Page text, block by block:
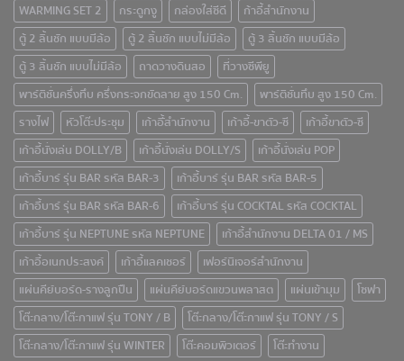
WARMING SET 2 กระดูกงู กล่องใส่ซีดี
ก้าอี้สำนักงาน
ตู้ 2 ลิ้นชัก แบบมีล้อ
ตู้ 2 ลิ้นชัก แบบไม่มีล้อ
ตู้ 3 ลิ้นชัก แบบมีล้อ
ตู้ 3 ลิ้นชัก แบบไม่มีล้อ
ถาดวางดินสอ
ที่วางซีพียู
พาร์ติชั่นครึ่งทึบ ครึ่งกระจกขัดลาย สูง 150 Cm.
พาร์ติชั่นทึบ สูง 150 Cm.
รางไฟ
หัวโต๊ะประชุม เก้าอีั้สำนักงาน เก้าอี้-ขาตัว-ซี
เก้าอี้ขาตัว-ซี
เก้าอี้นั่งเล่น DOLLY/B
เก้าอี้นั่งเล่น DOLLY/S
เก้าอี้นั่งเล่น POP
เก้าอี้บาร์ รุ่น BAR รหัส BAR-3
เก้าอี้บาร์ รุ่น BAR รหัส BAR-5
เก้าอี้บาร์ รุ่น BAR รหัส BAR-6
เก้าอี้บาร์ รุ่น COCKTAL รหัส COCKTAL
เก้าอี้บาร์ รุ่น NEPTUNE รหัส NEPTUNE
เก้าอี้สำนักงาน DELTA 01 / MS
เก้าอี้อเนกประสงค์
เก้าอี้แลคเชอร์
เฟอร์นิเจอร์สำนักงาน
แผ่นคีย์บอร์ด-รางลูกปืน
แผ่นคีย์บอร์ดแขวนพลาสต แผ่นเข้ามุม
โซฟา
โต๊ะกลาง/โต๊ะกาแฟ รุ่น TONY / B
โต๊ะกลาง/โต๊ะกาแฟ รุ่น TONY / S
โต๊ะกลาง/โต๊ะกาแฟ รุ่น WINTER
โต๊ะคอมพิวเตอร์ โต๊ะทำงาน